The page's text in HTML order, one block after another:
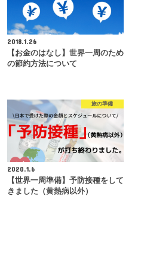
2018.1.26
【お金のはなし】世界一周のため
の節約方法について
旅の準備
2020.1.6
【世界一周準備】予防接種をして
きました（黄熱病以外）